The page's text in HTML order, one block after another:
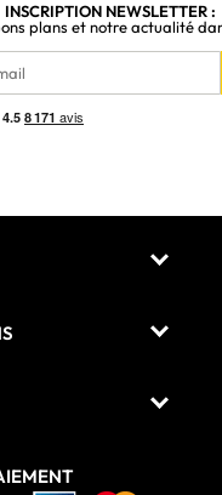
INSCRIPTION NEWSLETTER :
plans et notre actualité